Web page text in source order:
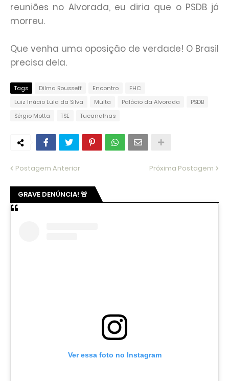
reuniões no Alvorada, eu diria que o PSDB já
morreu.
Que venha uma oposição de verdade! O Brasil
precisa dela.
Tags Dilma Rousseff Encontro
FHC
Luiz Inácio Lula da Silva
Multa Palácio da Alvorada
PSDB
Sérgio Motta
TSE Tucanalhas
Postagem Anterior Próxima Postagem
GRAVE DENÚNCIA! 🚨
Ver essa foto no Instagram